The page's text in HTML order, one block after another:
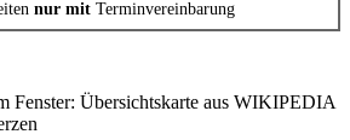
nur mit Terminvereinbarung